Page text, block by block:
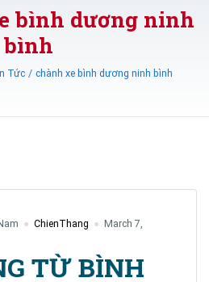
bình dương ninh
bình
Tức chành xe bình dương ninh bình
ChienThang
March 7,
TỪ BÌNH